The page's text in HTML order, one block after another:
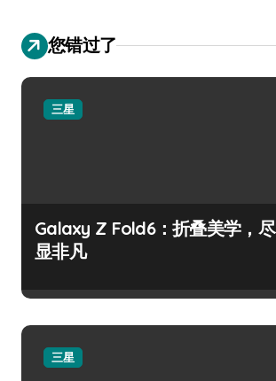
您错过了
三星
Galaxy Z Fold6：折叠美学，尽
显非凡
三星